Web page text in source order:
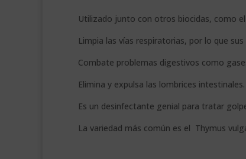
Utilizado junto con otros biocidas, como
Limpia las vías respiratorias, por lo que
Combate problemas digestivos como
Elimina y expulsa las lombrices intestinales.
Es un desinfectante genial para tratar
La variedad más común es el Thymus